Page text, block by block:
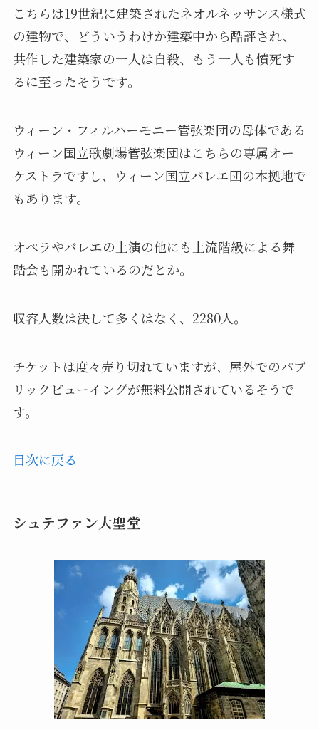
こちらは19世紀に建築されたネオルネッサンス様式
の建物で、どういうわけか建築中から酷評され、
共作した建築家の一人は自殺、もう一人も憤死す
るに至ったそうです。
ウィーン・フィルハーモニー管弦楽団の母体である
ウィーン国立歌劇場管弦楽団はこちらの専属オー
ケストラですし、ウィーン国立バレエ団の本拠地で
もあります。
オペラやバレエの上演の他にも上流階級による舞
踏会も開かれているのだとか。
収容人数は決して多くはなく、2280人。
チケットは度々売り切れていますが、屋外でのパブ
リックビューイングが無料公開されているそうで
す。
目次に戻る
シュテファン大聖堂